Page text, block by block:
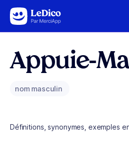
Aller au contenu
Appuie-
nom masculin
Définitions, synonymes, exemples